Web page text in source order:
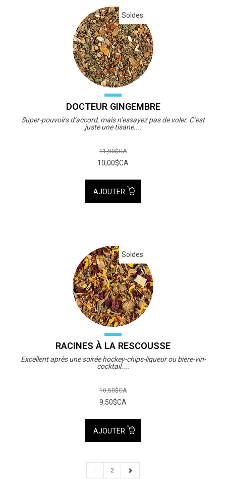
Soldes
DOCTEUR GINGEMBRE
Super-pouvoirs d’accord, mais n’essayez pas de voler. C’est
juste une tisane....
11,00$CA
10,00$CA
AJOUTER
Soldes
RACINES À LA RESCOUSSE
Excellent après une soirée hockey-chips-liqueur ou bière-vin-
cocktail....
10,50$CA
9,50$CA
AJOUTER
1 2